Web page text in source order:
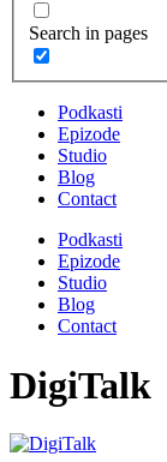
Search in pages
Podkasti
Epizode
Studio
Blog
Contact
Podkasti
Epizode
Studio
Blog
Contact
DigiTalk